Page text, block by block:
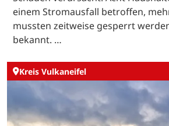
einem Stromausfall betroffen,
mussten zeitweise gesperrt
bekannt. …
Kreis Vulkaneifel